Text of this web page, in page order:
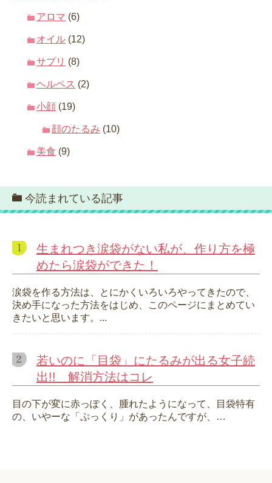
アロマ (6)
オイル (12)
サプリ (8)
ヘルペス (2)
小顔 (19)
顔のたるみ (10)
美食 (9)
今読まれている記事
生まれつき涙袋がない私が、作り方を極
めたら涙袋ができた！
涙袋を作る方法は、とにかくいろいろやってきたので、
決め手になった方法をはじめ、このページにまとめてい
きたいと思います。...
若いのに「目袋」にたるみが出る女子続
出!! 解消方法はコレ
目の下が変に赤っぽく、腫れたようになって、目袋特有
の、いやーな「ぷっくり」があったんですが、…